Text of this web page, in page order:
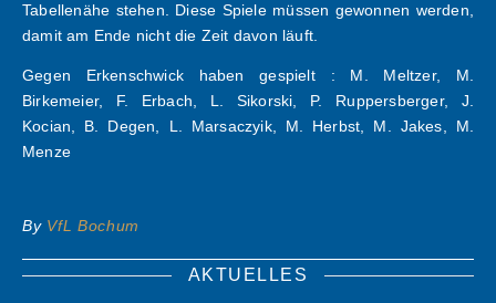
Tabellenähe stehen. Diese Spiele müssen gewonnen werden,
damit am Ende nicht die Zeit davon läuft.
Gegen Erkenschwick haben gespielt : M. Meltzer, M.
Birkemeier, F. Erbach, L. Sikorski, P. Ruppersberger, J.
Kocian, B. Degen, L. Marsaczyik, M. Herbst, M. Jakes, M.
Menze
By VfL Bochum
AKTUELLES